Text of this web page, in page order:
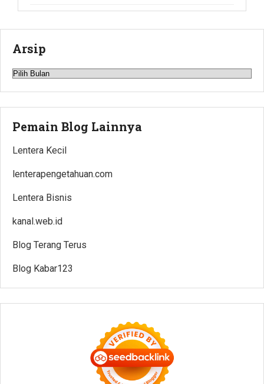
Arsip
Arsip
Pemain Blog Lainnya
Lentera Kecil
lenterapengetahuan.com
Lentera Bisnis
kanal.web.id
Blog Terang Terus
Blog Kabar123